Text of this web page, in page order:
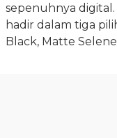
sepenuhnya
hadir dalam tiga
Black, Matte